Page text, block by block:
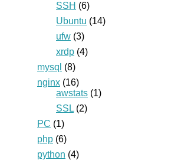
SSH (6)
Ubuntu (14)
ufw (3)
xrdp (4)
mysql (8)
nginx (16)
awstats (1)
SSL (2)
PC (1)
php (6)
python (4)